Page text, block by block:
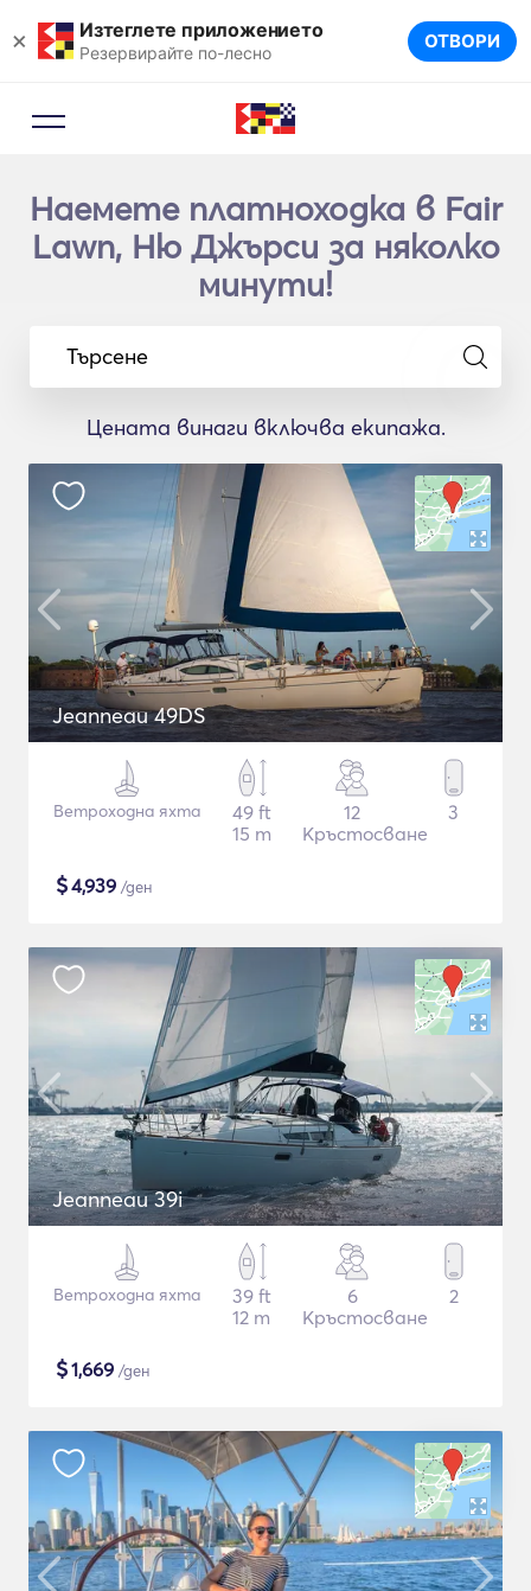
× Изтеглете приложението
Резервирайте по-лесно ОТВОРИ
Наемете платноходка в Fair
Lawn, Ню Джърси за няколко
минути!
Търсене
Цената винаги включва екипажа.
Jeanneau 49DS
Ветроходна яхта
49 ft
15 m
12
Кръстосване
3
$4,939 /ден
Jeanneau 39i
Ветроходна яхта
39 ft
12 m
6
Кръстосване
2
$1,669 /ден